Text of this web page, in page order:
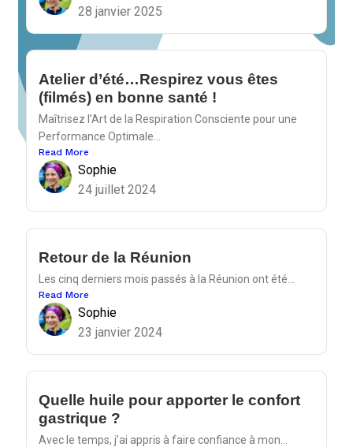
28 janvier 2025
Atelier d’été…Respirez vous êtes
(filmés) en bonne santé !
Maîtrisez l’Art de la Respiration Consciente pour une
Performance Optimale...
Read More
Sophie
24 juillet 2024
Retour de la Réunion
Les cinq derniers mois passés à la Réunion ont été...
Read More
Sophie
23 janvier 2024
Quelle huile pour apporter le confort
gastrique ?
Avec le temps, j’ai appris à faire confiance à mon...